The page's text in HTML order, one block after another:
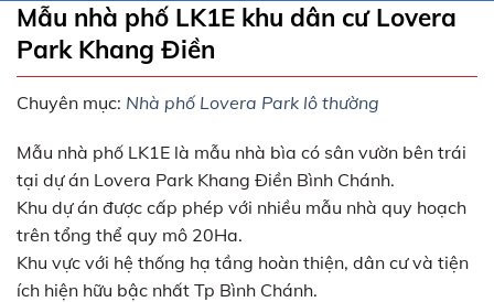
Mẫu nhà phố LK1E khu dân cư Lovera
Park Khang Điền
Chuyên mục: Nhà phố Lovera Park lô thường
Mẫu nhà phố LK1E là mẫu nhà bìa có sân vườn bên trái
tại dự án Lovera Park Khang Điền Bình Chánh.
Khu dự án được cấp phép với nhiều mẫu nhà quy hoạch
trên tổng thể quy mô 20Ha.
Khu vực với hệ thống hạ tầng hoàn thiện, dân cư và tiện
ích hiện hữu bậc nhất Tp Bình Chánh.